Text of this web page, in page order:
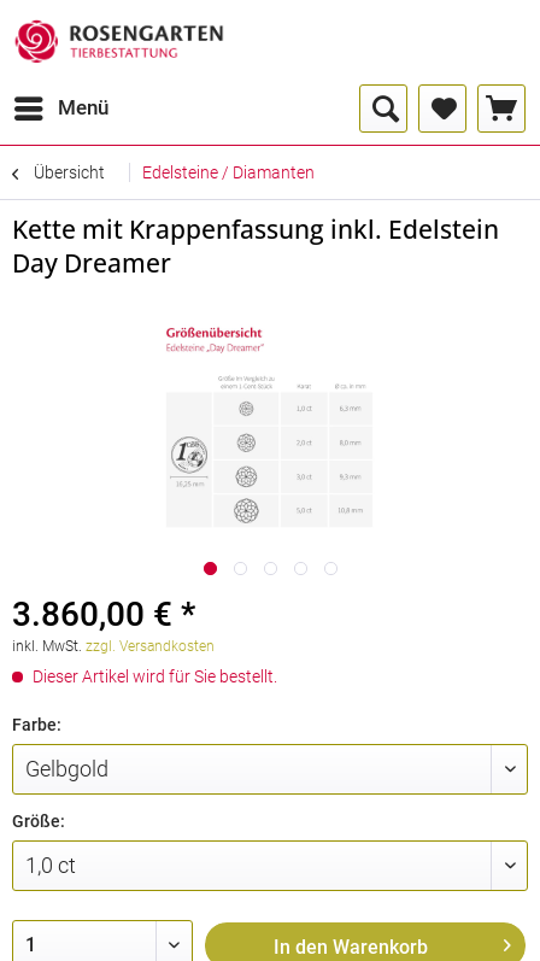
Menü
Übersicht Edelsteine / Diamanten
Kette mit Krappenfassung inkl. Edelstein
Day Dreamer
3.860,00 € *
inkl. MwSt. zzgl. Versandkosten
Dieser Artikel wird für Sie bestellt.
Farbe:
Größe:
In den Warenkorb